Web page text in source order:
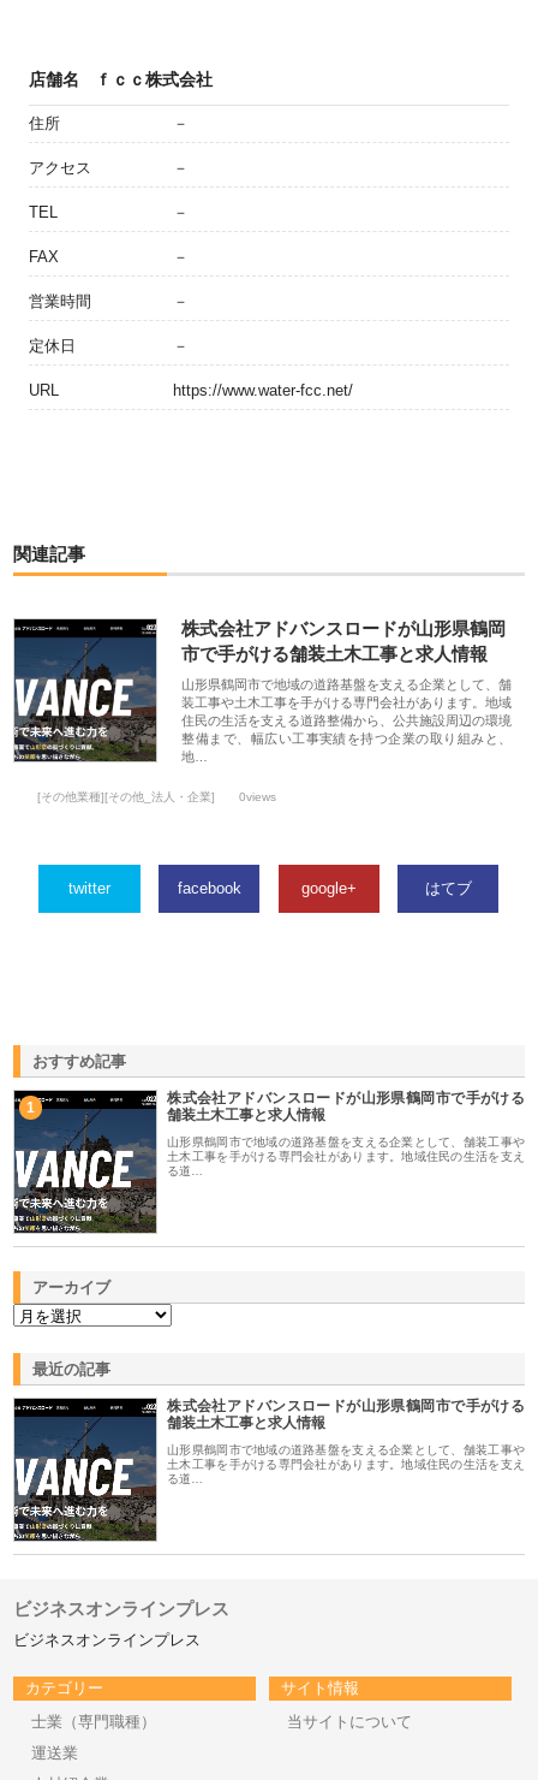
店舗名 ｆｃｃ株式会社
住所 －
アクセス －
TEL －
FAX －
営業時間 －
定休日 －
URL https://www.water-fcc.net/
関連記事
株式会社アドバンスロードが山形県鶴岡
市で手がける舗装土木工事と求人情報
山形県鶴岡市で地域の道路基盤を支える企業として、舗
装工事や土木工事を手がける専門会社があります。地域
住民の生活を支える道路整備から、公共施設周辺の環境
整備まで、幅広い工事実績を持つ企業の取り組みと、
地…
[その他業種][その他_法人・企業] 0views
twitter facebook google+ はてブ
おすすめ記事
1
株式会社アドバンスロードが山形県鶴岡市で手がける
舗装土木工事と求人情報
山形県鶴岡市で地域の道路基盤を支える企業として、舗装工事や
土木工事を手がける専門会社があります。地域住民の生活を支え
る道…
アーカイブ
最近の記事
株式会社アドバンスロードが山形県鶴岡市で手がける
舗装土木工事と求人情報
山形県鶴岡市で地域の道路基盤を支える企業として、舗装工事や
土木工事を手がける専門会社があります。地域住民の生活を支え
る道…
ビジネスオンラインプレス
ビジネスオンラインプレス
カテゴリー
士業（専門職種）
運送業
サイト情報
当サイトについて